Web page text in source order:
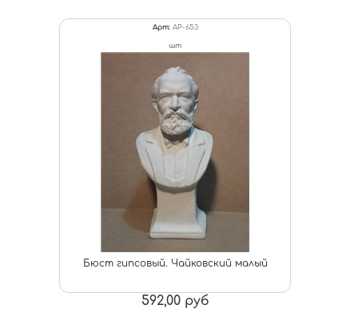
Арт: АР-653
шт
Бюст гипсовый. Чайковский малый
592,00 руб